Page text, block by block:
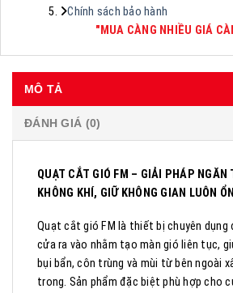
Chính sách bảo hành
"MUA CÀNG NHIỀU GIÁ
MÔ TẢ
ĐÁNH GIÁ (0)
QUẠT CẮT GIÓ FM – GIẢI PHÁP NGĂN
KHÔNG KHÍ, GIỮ KHÔNG GIAN LUÔN
Quạt cắt gió FM là thiết bị chuyên
cửa ra vào nhằm tạo màn gió liên tục,
bụi bẩn, côn trùng và mùi từ bên ngoài
trong. Sản phẩm đặc biệt phù hợp cho